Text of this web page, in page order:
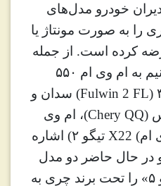
خودرو مدل‌های
را به صورت مونتاژ یا
کرده است. از جمله‌
ام وی ام ۵۵۰
(Fulwin 2 FL) سدان و
(Chery QQ)، ام وی
X22 (
تیگو ۲) اشاره
در حال حاضر دو مدل
خودرو «تیگو ۵» و «آریزو ۵» را تحت برند چری به